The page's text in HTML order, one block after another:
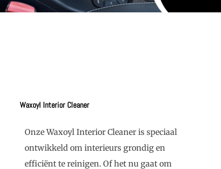
Waxoyl Interior Cleaner
Onze Waxoyl Interior Cleaner is speciaal
ontwikkeld om interieurs grondig en
efficiënt te reinigen. Of het nu gaat om